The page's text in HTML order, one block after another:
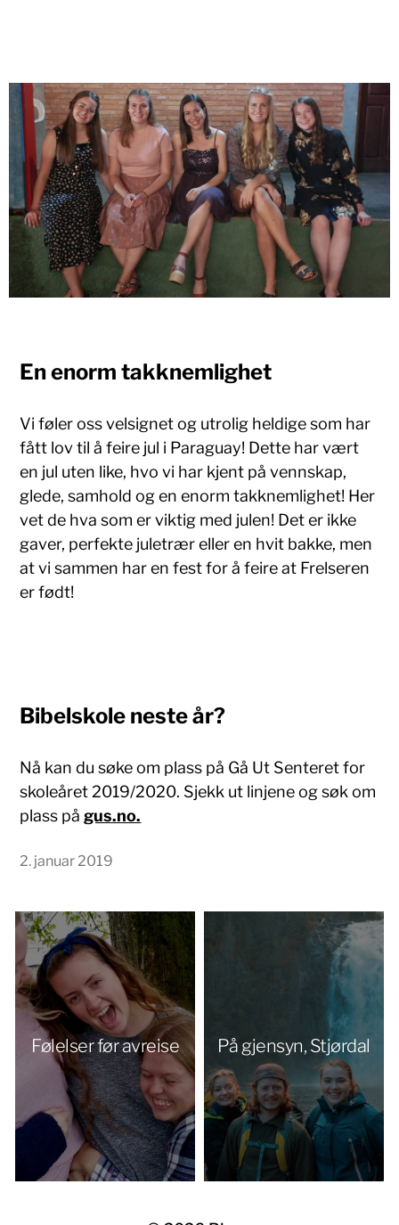
En enorm takknemlighet
Vi føler oss velsignet og utrolig heldige som har
fått lov til å feire jul i Paraguay! Dette har vært
en jul uten like, hvo vi har kjent på vennskap,
glede, samhold og en enorm takknemlighet! Her
vet de hva som er viktig med julen! Det er ikke
gaver, perfekte juletrær eller en hvit bakke, men
at vi sammen har en fest for å feire at Frelseren
er født!
Bibelskole neste år?
Nå kan du søke om plass på Gå Ut Senteret for
skoleåret 2019/2020. Sjekk ut linjene og søk om
plass pågus.no.
2. januar 2019
Følelser før avreise På gjensyn, Stjørdal